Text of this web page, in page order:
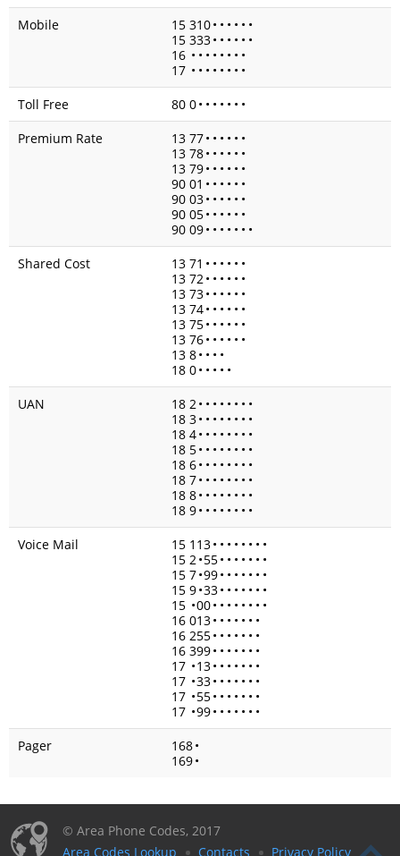
Mobile
15 310• • • • • •
15 333• • • • • •
16 • • • • • • • •
17 • • • • • • • •
Toll Free
80 0• • • • • • •
Premium Rate
13 77• • • • • •
13 78• • • • • •
13 79• • • • • •
90 01 • • • • • •
90 03• • • • • •
90 05• • • • • •
90 09• • • • • • •
Shared Cost
13 71 • • • • • •
13 72• • • • • •
13 73• • • • • •
13 74• • • • • •
13 75• • • • • •
13 76• • • • • •
13 8• • • •
18 0• • • • •
UAN
18 2• • • • • • • •
18 3• • • • • • • •
18 4• • • • • • • •
18 5• • • • • • • •
18 6• • • • • • • •
18 7• • • • • • • •
18 8• • • • • • • •
18 9• • • • • • • •
Voice Mail
15 113• • • • • • • •
15 2•55• • • • • • •
15 7•99• • • • • • •
15 9•33• • • • • • •
15 •00• • • • • • • •
16 013• • • • • • •
16 255• • • • • • •
16 399• • • • • • •
17 •13• • • • • • •
17 •33• • • • • • •
17 •55• • • • • • •
17 •99• • • • • • •
Pager
168•
169•
© Area Phone Codes, 2017
Area Codes Lookup
Contacts Privacy Policy